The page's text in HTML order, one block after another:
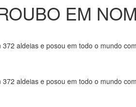
EM
aldeias e posou em todo o mundo
aldeias e posou em todo o mundo